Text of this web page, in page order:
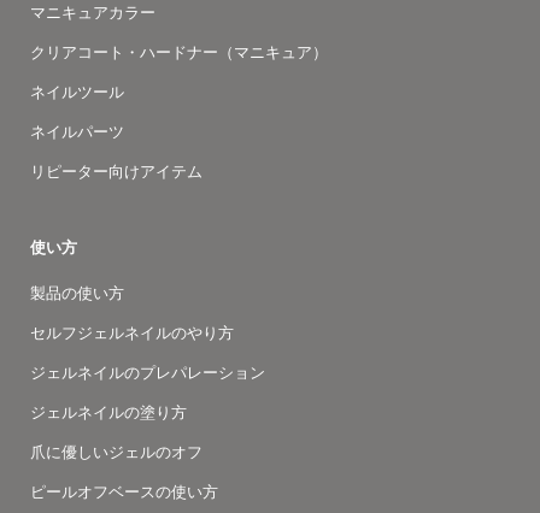
マニキュアカラー
クリアコート・ハードナー（マニキュア）
ネイルツール
ネイルパーツ
リピーター向けアイテム
使い方
製品の使い方
セルフジェルネイルのやり方
ジェルネイルのプレパレーション
ジェルネイルの塗り方
爪に優しいジェルのオフ
ピールオフベースの使い方